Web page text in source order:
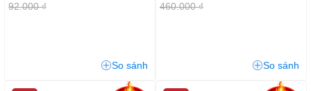
92.000 ₫
So sánh
460.000 ₫
So sánh